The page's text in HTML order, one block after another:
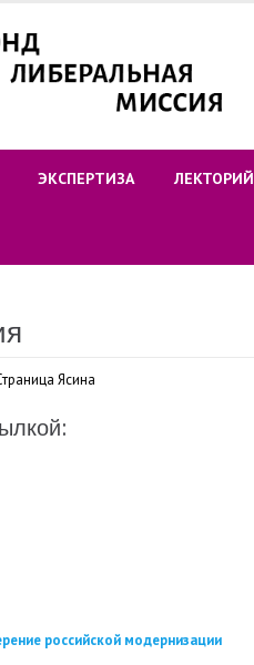
ЭКСПЕРТИЗА ЛЕКТОРИЙ
Ясина
российской модернизации